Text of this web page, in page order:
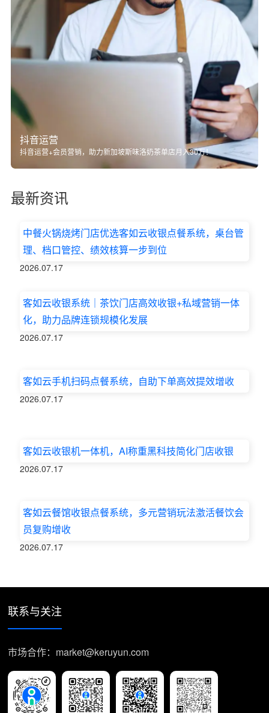
抖音运营
抖音运营+会员营销，助力新加坡斯味洛奶茶单店月入30万！
最新资讯
中餐火锅烧烤门店优选客如云收银点餐系统，桌台管
理、档口管控、绩效核算一步到位
2026.07.17
客如云收银系统｜茶饮门店高效收银+私域营销一体
化，助力品牌连锁规模化发展
2026.07.17
客如云手机扫码点餐系统，自助下单高效提效增收
2026.07.17
客如云收银机一体机，AI称重黑科技简化门店收银
2026.07.17
客如云餐馆收银点餐系统，多元营销玩法激活餐饮会
员复购增收
2026.07.17
联系与关注
市场合作：market@keruyun.com